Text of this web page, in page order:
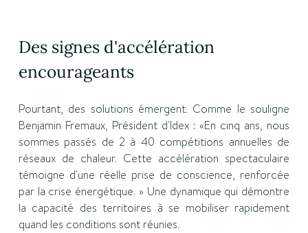
Des signes d'accélération
encourageants
Pourtant, des solutions émergent. Comme le souligne
Benjamin Fremaux, Président d'Idex : «En cinq ans, nous
sommes passés de 2 à 40 compétitions annuelles de
réseaux de chaleur. Cette accélération spectaculaire
témoigne d'une réelle prise de conscience, renforcée
par la crise énergétique. » Une dynamique qui démontre
la capacité des territoires à se mobiliser rapidement
quand les conditions sont réunies.